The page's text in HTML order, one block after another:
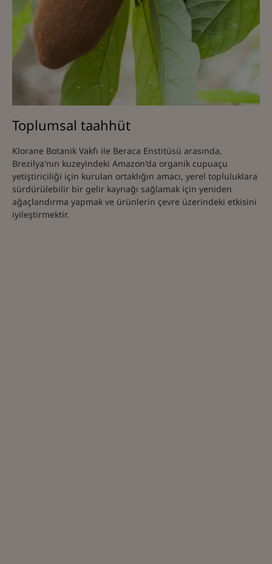
Toplumsal taahhüt
Klorane Botanik Vakfı ile Beraca Enstitüsü arasında,
Brezilya'nın kuzeyindeki Amazon'da organik cupuaçu
yetiştiriciliği için kurulan ortaklığın amacı, yerel topluluklara
sürdürülebilir bir gelir kaynağı sağlamak için yeniden
ağaçlandırma yapmak ve ürünlerin çevre üzerindeki etkisini
iyileştirmektir.